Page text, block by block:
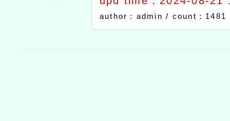
author：admin / count：1481